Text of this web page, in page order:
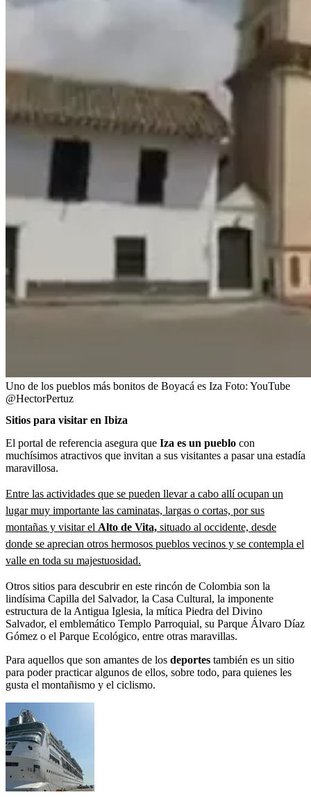
Uno de los pueblos más bonitos de Boyacá es Iza Foto: YouTube
@HectorPertuz
Sitios para visitar en Ibiza
El portal de referencia asegura que Iza es un pueblo con
muchísimos atractivos que invitan a sus visitantes a pasar una estadía
maravillosa.
Entre las actividades que se pueden llevar a cabo allí ocupan un
lugar muy importante las caminatas, largas o cortas, por sus
montañas y visitar el Alto de Vita, situado al occidente, desde
donde se aprecian otros hermosos pueblos vecinos y se contempla el
valle en toda su majestuosidad.
Otros sitios para descubrir en este rincón de Colombia son la
lindísima Capilla del Salvador, la Casa Cultural, la imponente
estructura de la Antigua Iglesia, la mítica Piedra del Divino
Salvador, el emblemático Templo Parroquial, su Parque Álvaro Díaz
Gómez o el Parque Ecológico, entre otras maravillas.
Para aquellos que son amantes de los deportes también es un sitio
para poder practicar algunos de ellos, sobre todo, para quienes les
gusta el montañismo y el ciclismo.